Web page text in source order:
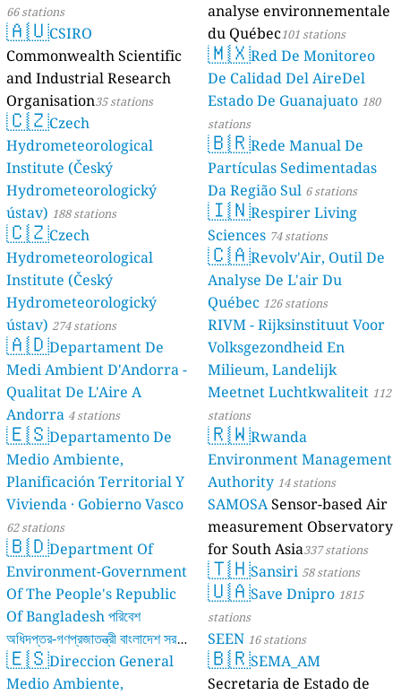
66 stations
🇦🇺CSIRO
Commonwealth Scientific
and Industrial Research
Organisation35 stations
🇨🇿Czech
Hydrometeorological
Institute (Český
Hydrometeorologický
ústav) 188 stations
🇨🇿Czech
Hydrometeorological
Institute (Český
Hydrometeorologický
ústav) 274 stations
🇦🇩Departament De
Medi Ambient D'Andorra -
Qualitat De L'Aire A
Andorra 4 stations
🇪🇸Departamento De
Medio Ambiente,
Planificación Territorial Y
Vivienda · Gobierno Vasco
62 stations
🇧🇩Department Of
Environment-Government
Of The People's Republic
Of Bangladesh পরিবেশ
অধিদপ্তর-গণপ্রজাতন্ত্রী বাংলাদেশ সরকার
17 stations
🇪🇸Direccion General
Medio Ambiente,
analyse environnementale
du Québec101 stations
🇲🇽Red De Monitoreo
De Calidad Del AireDel
Estado De Guanajuato 180
stations
🇧🇷Rede Manual De
Partículas Sedimentadas
Da Região Sul 6 stations
🇮🇳Respirer Living
Sciences 74 stations
🇨🇦Revolv'Air, Outil De
Analyse De L'air Du
Québec 126 stations
RIVM - Rijksinstituut Voor
Volksgezondheid En
Milieum, Landelijk
Meetnet Luchtkwaliteit 112
stations
🇷🇼Rwanda
Environment Management
Authority 14 stations
SAMOSASensor-based Air
measurement Observatory
for South Asia337 stations
🇹🇭Sansiri 58 stations
🇺🇦Save Dnipro 1815
stations
SEEN 16 stations
🇧🇷SEMA_AM
Secretaria de Estado de